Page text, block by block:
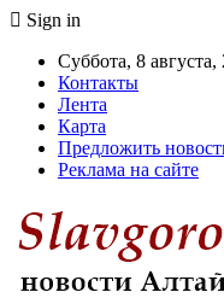
Sign in
Суббота, 8 августа,
Контакты
Лента
Карта
Предложить
Реклама на сайте